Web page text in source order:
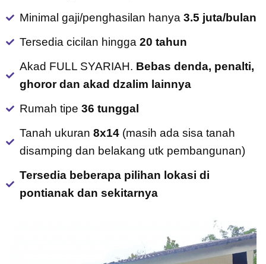
Minimal gaji/penghasilan hanya 3.5 juta/bulan
Tersedia cicilan hingga 20 tahun
Akad FULL SYARIAH. Bebas denda, penalti,
ghoror dan akad dzalim lainnya
Rumah tipe 36 tunggal
Tanah ukuran 8x14(masih ada sisa tanah
disamping dan belakang utk pembangunan)
Tersedia beberapa pilihan lokasi di
pontianak dan sekitarnya